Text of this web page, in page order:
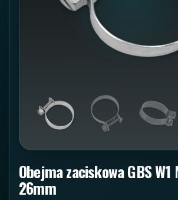
Obejma zaciskowa GBS
26mm